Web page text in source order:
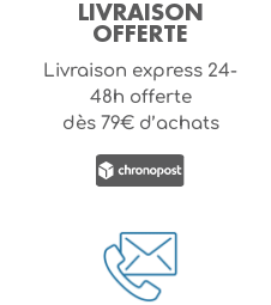
LIVRAISON
OFFERTE
Livraison express 24-
48h offerte
dès 79€ d’achats